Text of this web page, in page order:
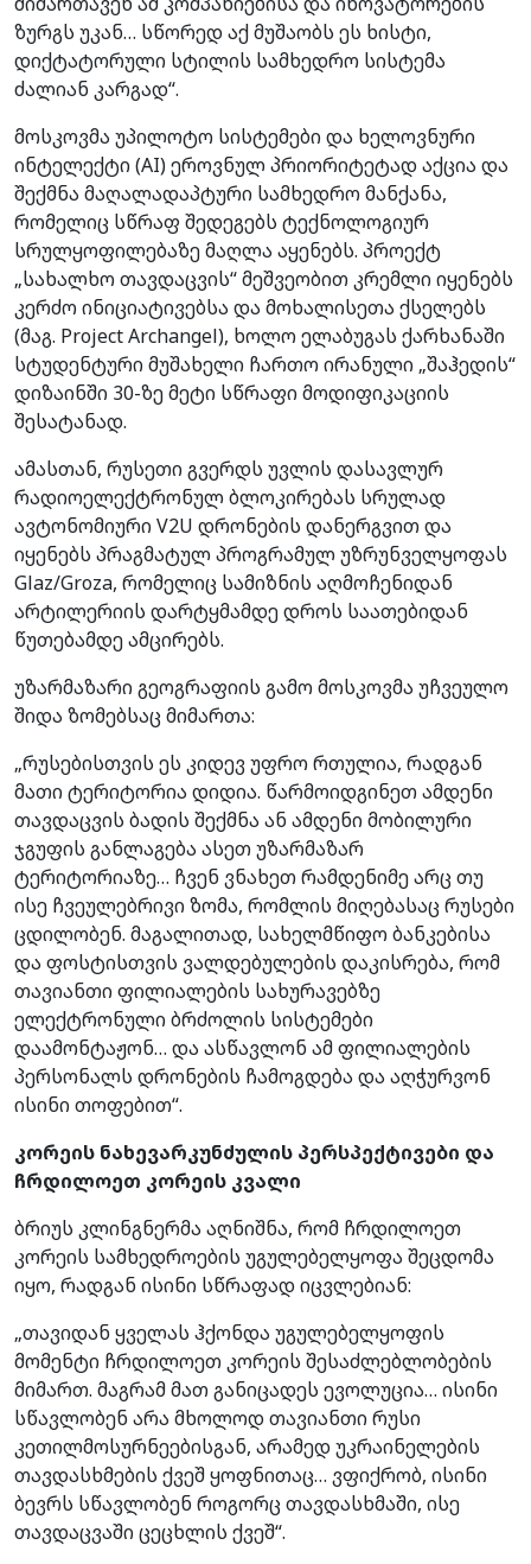
ზურგს უკან… სწორედ აქ მუშაობს ეს ხისტი,
დიქტატორული სტილის სამხედრო სისტემა
ძალიან კარგად“.
მოსკოვმა უპილოტო სისტემები და ხელოვნური
ინტელექტი (AI) ეროვნულ პრიორიტეტად აქცია და
შექმნა მაღალადაპტური სამხედრო მანქანა,
რომელიც სწრაფ შედეგებს ტექნოლოგიურ
სრულყოფილებაზე მაღლა აყენებს. პროექტ
„სახალხო თავდაცვის“ მეშვეობით კრემლი იყენებს
კერძო ინიციატივებსა და მოხალისეთა ქსელებს
(მაგ. Project Archangel), ხოლო ელაბუგას ქარხანაში
სტუდენტური მუშახელი ჩართო ირანული „შაჰედის“
დიზაინში 30-ზე მეტი სწრაფი მოდიფიკაციის
შესატანად.
ამასთან, რუსეთი გვერდს უვლის დასავლურ
რადიოელექტრონულ ბლოკირებას სრულად
ავტონომიური V2U დრონების დანერგვით და
იყენებს პრაგმატულ პროგრამულ უზრუნველყოფას
Glaz/Groza, რომელიც სამიზნის აღმოჩენიდან
არტილერიის დარტყმამდე დროს საათებიდან
წუთებამდე ამცირებს.
უზარმაზარი გეოგრაფიის გამო მოსკოვმა უჩვეულო
შიდა ზომებსაც მიმართა:
„რუსებისთვის ეს კიდევ უფრო რთულია, რადგან
მათი ტერიტორია დიდია. წარმოიდგინეთ ამდენი
თავდაცვის ბადის შექმნა ან ამდენი მობილური
ჯგუფის განლაგება ასეთ უზარმაზარ
ტერიტორიაზე… ჩვენ ვნახეთ რამდენიმე არც თუ
ისე ჩვეულებრივი ზომა, რომლის მიღებასაც რუსები
ცდილობენ. მაგალითად, სახელმწიფო ბანკებისა
და ფოსტისთვის ვალდებულების დაკისრება, რომ
თავიანთი ფილიალების სახურავებზე
ელექტრონული ბრძოლის სისტემები
დაამონტაჟონ… და ასწავლონ ამ ფილიალების
პერსონალს დრონების ჩამოგდება და აღჭურვონ
ისინი თოფებით“.
კორეის ნახევარკუნძულის პერსპექტივები და
ჩრდილოეთ კორეის კვალი
ბრიუს კლინგნერმა აღნიშნა, რომ ჩრდილოეთ
კორეის სამხედროების უგულებელყოფა შეცდომა
იყო, რადგან ისინი სწრაფად იცვლებიან:
„თავიდან ყველას ჰქონდა უგულებელყოფის
მომენტი ჩრდილოეთ კორეის შესაძლებლობების
მიმართ. მაგრამ მათ განიცადეს ევოლუცია… ისინი
სწავლობენ არა მხოლოდ თავიანთი რუსი
კეთილმოსურნეებისგან, არამედ უკრაინელების
თავდასხმების ქვეშ ყოფნითაც… ვფიქრობ, ისინი
ბევრს სწავლობენ როგორც თავდასხმაში, ისე
თავდაცვაში ცეცხლის ქვეშ“.